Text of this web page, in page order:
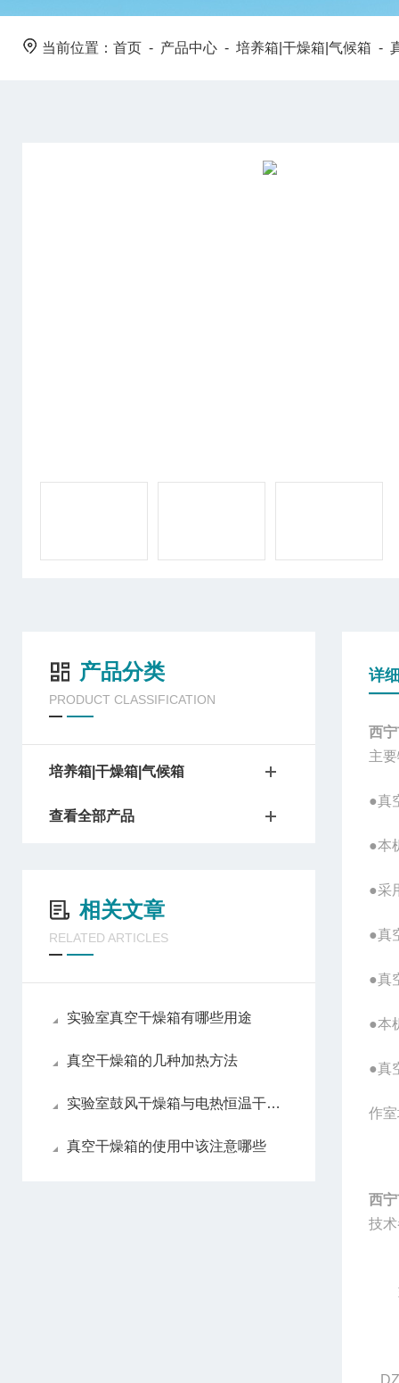
当前位置： 首页 - 产品中心 - 培养箱|干燥箱|气候箱 -
产品分类
PRODUCT CLASSIFICATION
培养箱|干燥箱|气候箱
查看全部产品
相关文章
RELATED ARTICLES
实验室真空干燥箱有哪些用途
真空干燥箱的几种加热方法
实验室鼓风干燥箱与电热恒温干燥箱区别
真空干燥箱的使用中该注意哪些
详
西
主
●真
●本
●采
●真
●真
●本
●真
作
西
技